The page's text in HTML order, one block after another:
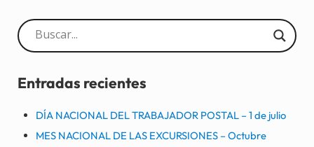
Sidebar
Entradas recientes
DÍA NACIONAL DEL TRABAJADOR POSTAL – 1 de julio
MES NACIONAL DE LAS EXCURSIONES – Octubre